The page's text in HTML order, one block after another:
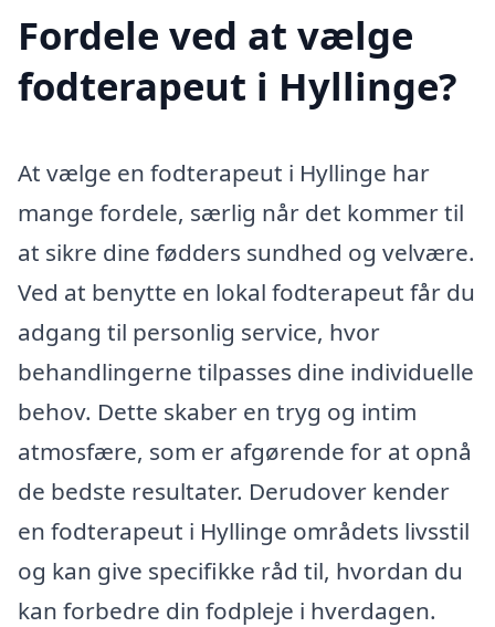
Fordele ved at vælge
fodterapeut i Hyllinge?
At vælge en fodterapeut i Hyllinge har
mange fordele, særlig når det kommer til
at sikre dine fødders sundhed og velvære.
Ved at benytte en lokal fodterapeut får du
adgang til personlig service, hvor
behandlingerne tilpasses dine individuelle
behov. Dette skaber en tryg og intim
atmosfære, som er afgørende for at opnå
de bedste resultater. Derudover kender
en fodterapeut i Hyllinge områdets livsstil
og kan give specifikke råd til, hvordan du
kan forbedre din fodpleje i hverdagen.